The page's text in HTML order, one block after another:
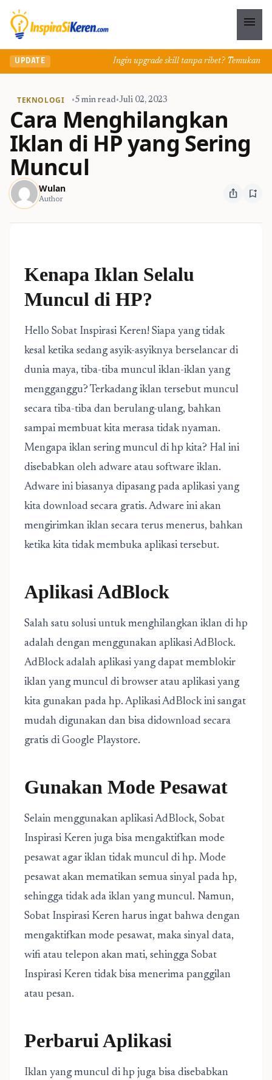
menu
UPDATE Ingin upgrade skill tanpa ribet? Temukan kelas
TEKNOLOGI •5 min read•Juli 02, 2023
Cara Menghilangkan
Iklan di HP yang Sering
Muncul
Wulan
Author ios_share bookmark_add
Kenapa Iklan Selalu
Muncul di HP?
Hello Sobat Inspirasi Keren! Siapa yang tidak
kesal ketika sedang asyik-asyiknya berselancar di
dunia maya, tiba-tiba muncul iklan-iklan yang
mengganggu? Terkadang iklan tersebut muncul
secara tiba-tiba dan berulang-ulang, bahkan
sampai membuat kita merasa tidak nyaman.
Mengapa iklan sering muncul di hp kita? Hal ini
disebabkan oleh adware atau software iklan.
Adware ini biasanya dipasang pada aplikasi yang
kita download secara gratis. Adware ini akan
mengirimkan iklan secara terus menerus, bahkan
ketika kita tidak membuka aplikasi tersebut.
Aplikasi AdBlock
Salah satu solusi untuk menghilangkan iklan di hp
adalah dengan menggunakan aplikasi AdBlock.
AdBlock adalah aplikasi yang dapat memblokir
iklan yang muncul di browser atau aplikasi yang
kita gunakan pada hp. Aplikasi AdBlock ini sangat
mudah digunakan dan bisa didownload secara
gratis di Google Playstore.
Gunakan Mode Pesawat
Selain menggunakan aplikasi AdBlock, Sobat
Inspirasi Keren juga bisa mengaktifkan mode
pesawat agar iklan tidak muncul di hp. Mode
pesawat akan mematikan semua sinyal pada hp,
sehingga tidak ada iklan yang muncul. Namun,
Sobat Inspirasi Keren harus ingat bahwa dengan
mengaktifkan mode pesawat, maka sinyal data,
wifi atau telepon akan mati, sehingga Sobat
Inspirasi Keren tidak bisa menerima panggilan
atau pesan.
Perbarui Aplikasi
Iklan yang muncul di hp juga bisa disebabkan